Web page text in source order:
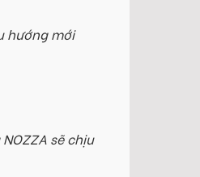
hướng mới
sẽ chịu